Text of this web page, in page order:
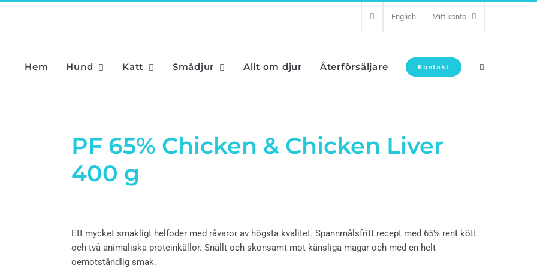
English Mitt konto
Hem Hund Katt Smådjur Allt om djur Återförsäljare Kontakt
PF 65% Chicken & Chicken Liver
400 g
Ett mycket smakligt helfoder med råvaror av högsta kvalitet. Spannmålsfritt recept med 65% rent kött
och två animaliska proteinkällor. Snällt och skonsamt mot känsliga magar och med en helt
oemotståndlig smak.